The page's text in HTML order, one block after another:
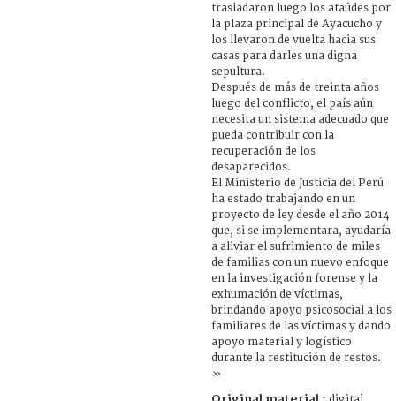
trasladaron luego los ataúdes por
la plaza principal de Ayacucho y
los llevaron de vuelta hacia sus
casas para darles una digna
sepultura.
Después de más de treinta años
luego del conflicto, el país aún
necesita un sistema adecuado que
pueda contribuir con la
recuperación de los
desaparecidos.
El Ministerio de Justicia del Perú
ha estado trabajando en un
proyecto de ley desde el año 2014
que, si se implementara, ayudaría
a aliviar el sufrimiento de miles
de familias con un nuevo enfoque
en la investigación forense y la
exhumación de víctimas,
brindando apoyo psicosocial a los
familiares de las víctimas y dando
apoyo material y logístico
durante la restitución de restos.
»